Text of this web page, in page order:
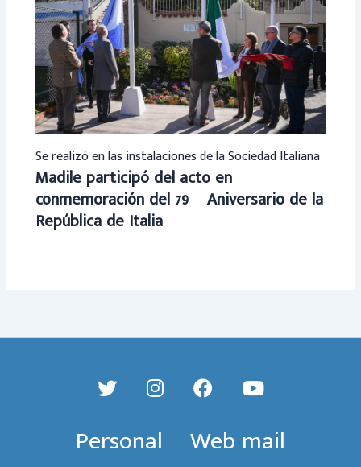
Se realizó en las instalaciones de la Sociedad Italiana
Madile participó del acto en
conmemoración del 79º Aniversario de la
República de Italia
Personal Web mail